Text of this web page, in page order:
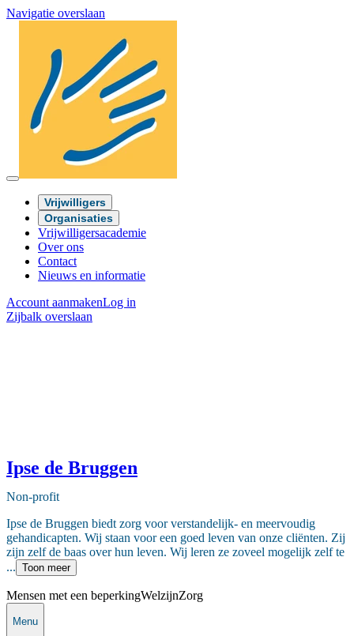
Navigatie overslaan
Vrijwilligers
Organisaties
Vrijwilligersacademie
Over ons
Contact
Nieuws en informatie
Account aanmakenLog in
Zijbalk overslaan
Ipse de Bruggen
Non-profit
Ipse de Bruggen biedt zorg voor verstandelijk- en meervoudig
gehandicapten. Wij staan voor een goed leven van onze cliënten. Zij
zijn zelf de baas over hun leven. Wij leren ze zoveel mogelijk zelf te
... Toon meer
Mensen met een beperkingWelzijnZorg
Menu